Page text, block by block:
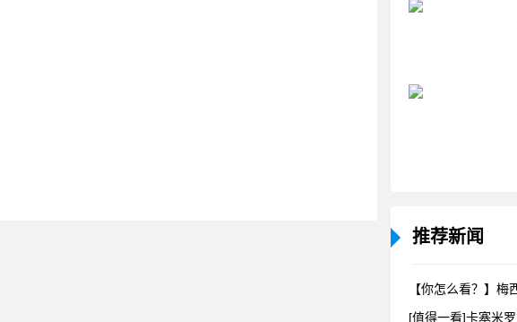
推荐新闻